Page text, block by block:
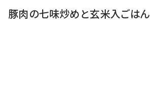
豚肉の七味炒めと玄米入ごはん